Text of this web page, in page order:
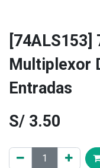
[74ALS153]
Multiplexor
Entradas
S/ 3.50